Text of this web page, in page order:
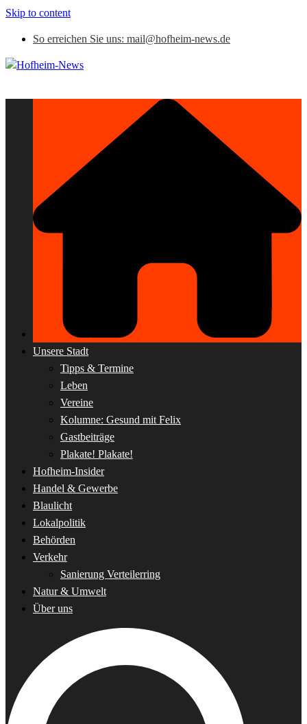
Skip to content
So erreichen Sie uns: mail@hofheim-news.de
Unsere Stadt
Tipps & Termine
Leben
Vereine
Kolumne: Gesund mit Felix
Gastbeiträge
Plakate! Plakate!
Hofheim-Insider
Handel & Gewerbe
Blaulicht
Lokalpolitik
Behörden
Verkehr
Sanierung Verteilerring
Natur & Umwelt
Über uns